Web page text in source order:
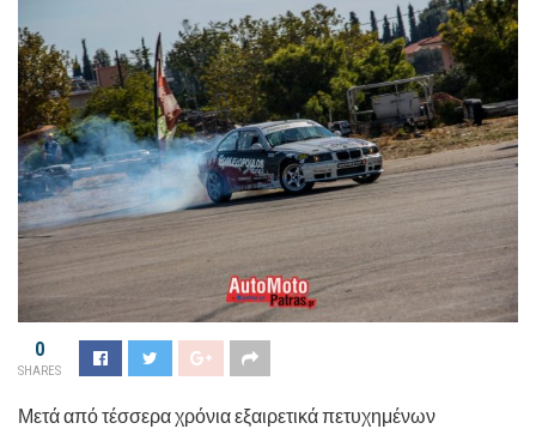
0
SHARES
Μετά από τέσσερα χρόνια εξαιρετικά πετυχημένων